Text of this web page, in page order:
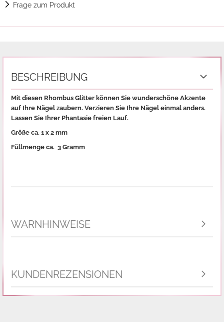
Frage zum Produkt
BESCHREIBUNG
Mit diesen Rhombus Glitter können Sie wunderschöne Akzente
auf Ihre Nägel zaubern. Verzieren Sie Ihre Nägel einmal anders.
Lassen Sie Ihrer Phantasie freien Lauf.
Größe ca. 1 x 2 mm
Füllmenge ca. 3 Gramm
WARNHINWEISE
KUNDENREZENSIONEN